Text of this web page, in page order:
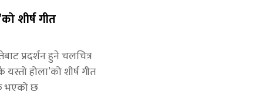
शीर्ष गीत
प्रदर्शन हुने चलचित्र
यस्तो होला’को शीर्ष गीत
भएको छ